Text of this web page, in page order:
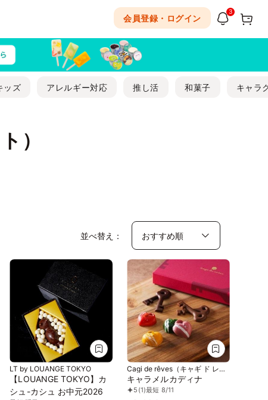
会員登録・ログイン
3
ッズ アレルギー対応 推し活 和菓子 キャラ
）
並べ替え：
LT by LOUANGE TOKYO
【LOUANGE TOKYO】カ
シュ-カシュ お中元2026
Cagi de rêves（キャギ ド レー
ブ）
キャラメルカディナ
5 (1)最短 8/11